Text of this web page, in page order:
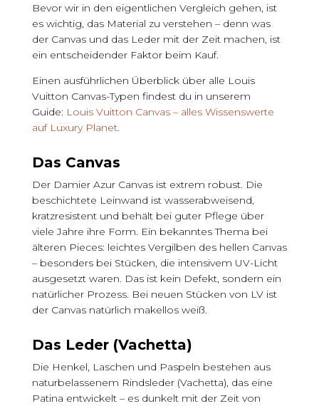
Bevor wir in den eigentlichen Vergleich gehen, ist
es wichtig, das Material zu verstehen – denn was
der Canvas und das Leder mit der Zeit machen, ist
ein entscheidender Faktor beim Kauf.
Einen ausführlichen Überblick über alle Louis
Vuitton Canvas-Typen findest du in unserem
Guide: Louis Vuitton Canvas – alles Wissenswerte
auf Luxury Planet.
Das Canvas
Der Damier Azur Canvas ist extrem robust. Die
beschichtete Leinwand ist wasserabweisend,
kratzresistent und behält bei guter Pflege über
viele Jahre ihre Form. Ein bekanntes Thema bei
älteren Pieces: leichtes Vergilben des hellen Canvas
– besonders bei Stücken, die intensivem UV-Licht
ausgesetzt waren. Das ist kein Defekt, sondern ein
natürlicher Prozess. Bei neuen Stücken von LV ist
der Canvas natürlich makellos weiß.
Das Leder (Vachetta)
Die Henkel, Laschen und Paspeln bestehen aus
naturbelassenem Rindsleder (Vachetta), das eine
Patina entwickelt – es dunkelt mit der Zeit von